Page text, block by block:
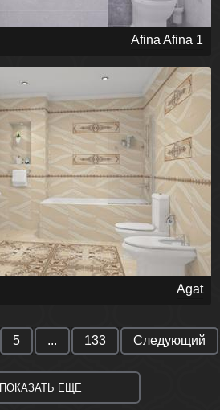
Afina Afina 1
Agat
5 ... 133 Следующий
ПОКАЗАТЬ ЕЩЕ